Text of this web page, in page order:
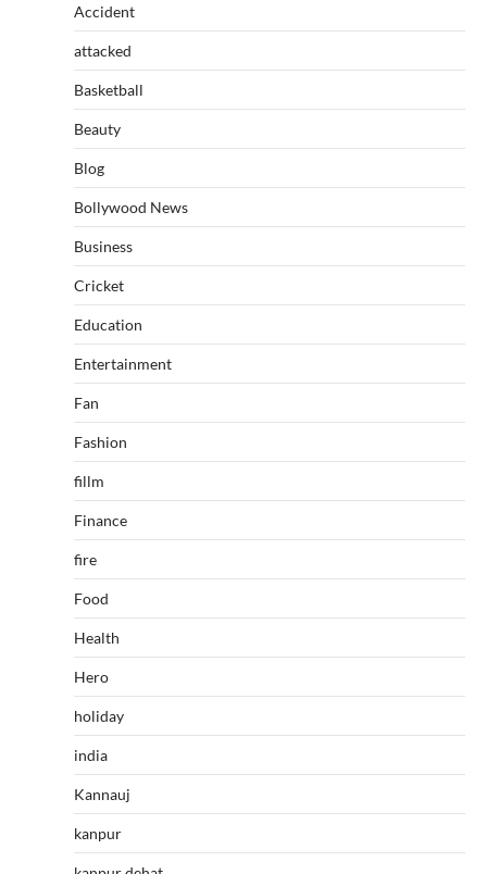
Accident
attacked
Basketball
Beauty
Blog
Bollywood News
Business
Cricket
Education
Entertainment
Fan
Fashion
fillm
Finance
fire
Food
Health
Hero
holiday
india
Kannauj
kanpur